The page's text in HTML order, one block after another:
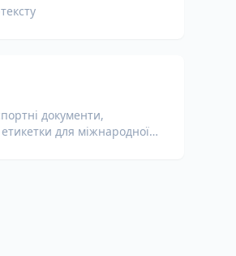
документи,
для міжнародної